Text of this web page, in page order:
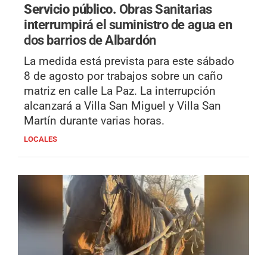
Servicio público. Obras Sanitarias
interrumpirá el suministro de agua en
dos barrios de Albardón
La medida está prevista para este sábado
8 de agosto por trabajos sobre un caño
matriz en calle La Paz. La interrupción
alcanzará a Villa San Miguel y Villa San
Martín durante varias horas.
LOCALES